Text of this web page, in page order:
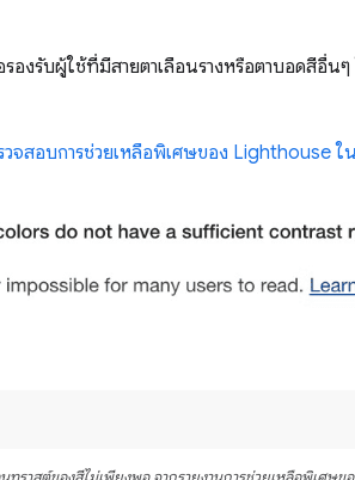
องรับผู้ใช้ที่มีสายตาเลือนรางหรือตาบอดสีอื่น
วจสอบการช่วยเหลือพิเศษของ Lighthouse